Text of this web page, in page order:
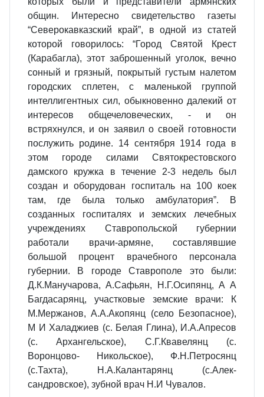
общин. Интересно свидетельство газеты
“Северокавказский край”, в одной из статей
которой говорилось: “Город Святой Крест
(Карабагла), этот заброшенный уголок, вечно
сонный и грязный, покрытый густым налетом
городских сплетен, с маленькой группой
интеллигентных сил, обыкновенно далекий от
интересов общечеловеческих, - и он
встряхнулся, и он заявил о своей готовности
послужить родине. 14 сентября 1914 года в
этом городе силами Святокрестовского
дамского кружка в течение 2-3 недель был
создан и оборудован госпиталь на 100 коек
там, где была только амбулатория”. В
созданных госпиталях и земских лечебных
учреждениях Ставропольской губернии
работали врачи-армяне, составлявшие
большой процент врачебного персонала
губернии. В городе Ставрополе это были:
Д.К.Манучарова, А.Сафьян, Н.Г.Осипянц, А А
Багдасарянц, участковые земские врачи: К
М.Мержанов, А.А.Акопянц (село Безопасное),
М И Халаджиев (с. Белая Глина), И.А.Апресов
(с. Архангельское), С.Г.Квавелянц (с.
Воронцово- Никольское), Ф.Н.Петросянц
(с.Тахта), Н.А.Калантарянц (с.Алек­
сандровское), зубной врач Н.И Чувалов.